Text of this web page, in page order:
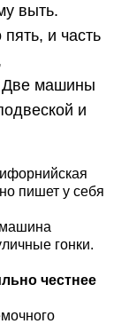
выть.
и часть
Две машины
и
пишет у себя
гонки.
честнее